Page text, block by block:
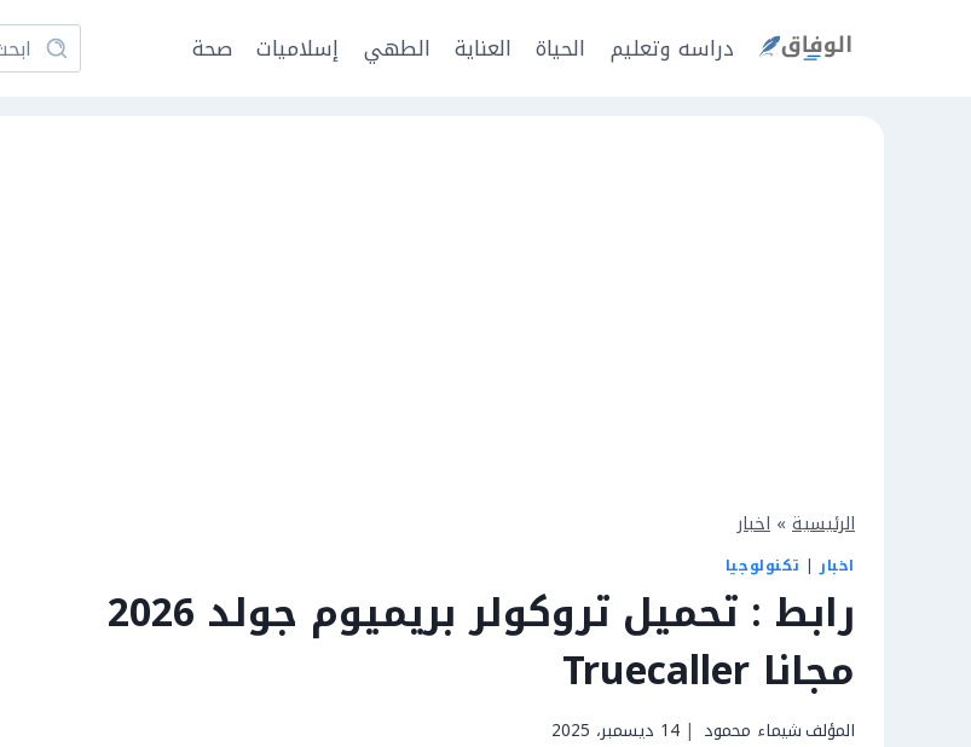
دراسه وتعليم الحياة العناية الطهي إسلاميات صحة
الرئيسية » اخبار
اخبار| تكنولوجيا
رابط : تحميل تروكولر بريميوم جولد 2026
مجانا Truecaller
المؤلفشيماء محمود 14 ديسمبر، 2025